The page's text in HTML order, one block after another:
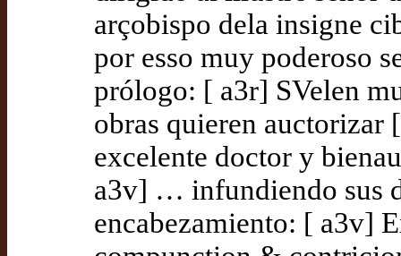
arçobispo dela insigne
por esso muy poderoso
prólogo: [ a3r] SVelen
obras quieren
excelente doctor y
a3v] … infundiendo sus
encabezamiento: [ a3v]